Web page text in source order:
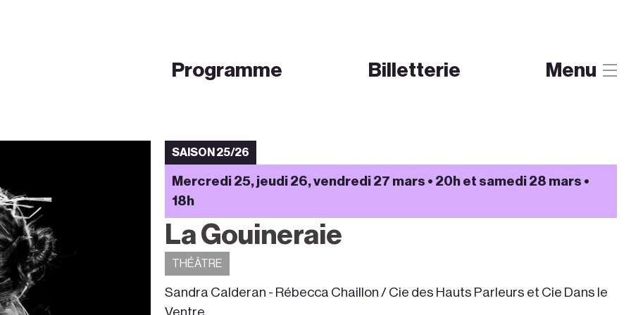
Programme Billetterie Menu
SAISON 25/26
Mercredi 25, jeudi 26, vendredi 27 mars • 20h et samedi 28 mars •
18h
La Gouineraie
THÉÂTRE
Sandra Calderan - Rébecca Chaillon / Cie des Hauts Parleurs et Cie Dans le
Ventre